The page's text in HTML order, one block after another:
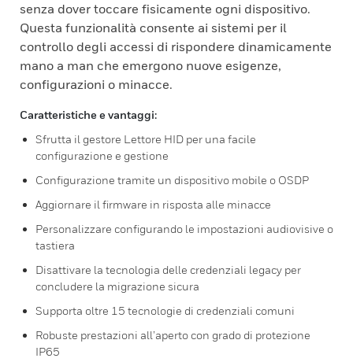
senza dover toccare fisicamente ogni dispositivo.
Questa funzionalità consente ai sistemi per il
controllo degli accessi di rispondere dinamicamente
mano a man che emergono nuove esigenze,
configurazioni o minacce.
Caratteristiche e vantaggi:
Sfrutta il gestore Lettore HID per una facile
configurazione e gestione
Configurazione tramite un dispositivo mobile o OSDP
Aggiornare il firmware in risposta alle minacce
Personalizzare configurando le impostazioni audiovisive o
tastiera
Disattivare la tecnologia delle credenziali legacy per
concludere la migrazione sicura
Supporta oltre 15 tecnologie di credenziali comuni
Robuste prestazioni all’aperto con grado di protezione
IP65